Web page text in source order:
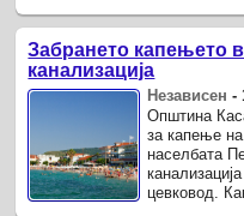
Забрането капењето
канализација
Независен -
Општина
за капење на
населбата
цевковод.